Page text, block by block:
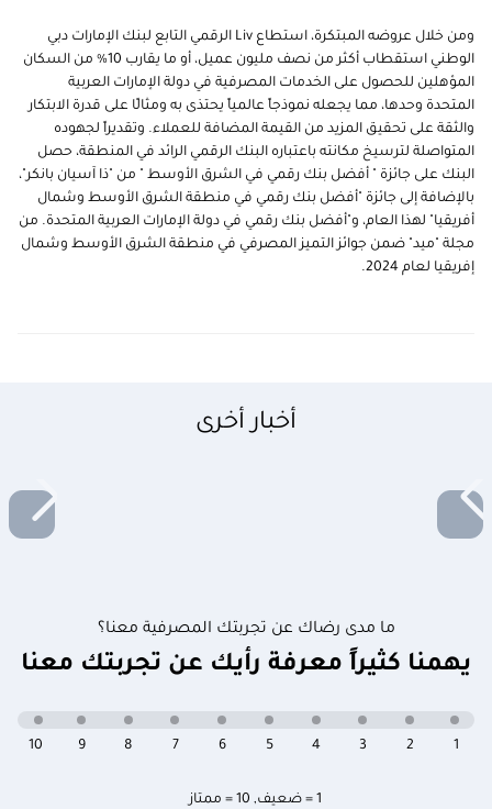
ومن خلال عروضه المبتكرة، استطاع Liv الرقمي التابع لبنك الإمارات دبي
الوطني استقطاب أكثر من نصف مليون عميل، أو ما يقارب 10% من السكان
المؤهلين للحصول على الخدمات المصرفية في دولة الإمارات العربية
المتحدة وحدها، مما يجعله نموذجاً عالمياً يحتذى به ومثالًا على قدرة الابتكار
والثقة على تحقيق المزيد من القيمة المضافة للعملاء. وتقديراً لجهوده
المتواصلة لترسيخ مكانته باعتباره البنك الرقمي الرائد في المنطقة، حصل
البنك على جائزة
أفضل بنك رقمي في الشرق الأوسط " من "ذا آسيان بانكر"،
بالإضافة إلى جائزة "أفضل بنك رقمي في منطقة الشرق الأوسط وشمال
أفريقيا" لهذا العام، و"أفضل بنك رقمي في دولة الإمارات العربية المتحدة. من
مجلة "ميد" ضمن جوائز التميز المصرفي في منطقة الشرق الأوسط وشمال
إفريقيا لعام 2024.
أخبار أخرى
ما مدى رضاك عن تجربتك المصرفية معنا؟
يهمنا كثيراً معرفة رأيك عن تجربتك معنا
1 = ضعيف , 10 = ممتاز
10 9 8 7 6 5 4 3 2 1